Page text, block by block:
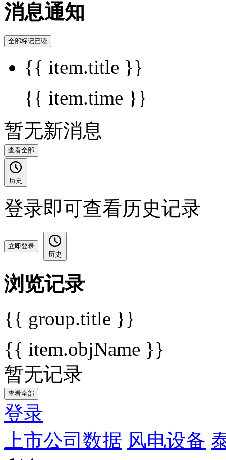
消息通知
全部标记已读
{{ item.title }}
{{ item.time }}
暂无新消息
查看全部
历史
登录即可查看历史记录
立即登录
历史
浏览记录
{{ group.title }}
{{ item.objName }}
暂无记录
查看全部
登录
上市公司数据 风电设备